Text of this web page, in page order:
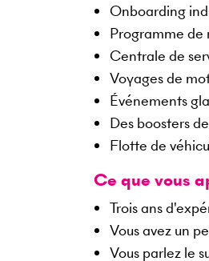
Onboarding
Programme de
Centrale de
Voyages de
Événements
Des boosters
Flotte de
Ce que vous
Trois ans
Vous avez un
Vous parlez le